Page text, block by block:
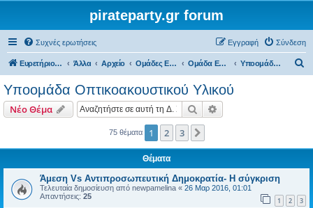
pirateparty.gr forum
Συχνές ερωτήσεις Σύνδεση
Εγγραφή
Ευρετήριο Δ. Συζήτησης Άλλα Αρχείο Ομάδες Εργασίας Ομάδα Επικοινωνίας Υποομάδα Οπτικοακουστικού Υλικού
η
Υποομάδα Οπτικοακουστικού Υλικού
Νέο Θέμα Αναζήτηση
75 θέματα 1 2 3
Θέματα
Άμεση Vs Αντιπροσωπευτική Δημοκρατία- Η σύγκριση
Τελευταία δημοσίευση από newpamelina « 26 Μαρ 2016, 01:01
Απαντήσεις: 25 1 2 3